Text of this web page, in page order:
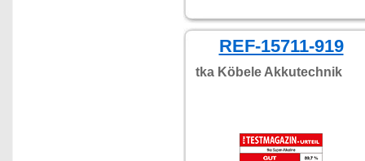
kann, sondern kann direkt
auch vier Sekundärzellen
gleichzeitig und schnell
aufladen dank der
mitgeliferten Vierfach-USB-
Batterien."
REF-15711-919
tka Köbele Akkutechnik